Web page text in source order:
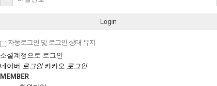
Login
자동로그인 및 로그인 상태 유지
소셜계정으로 로그인
네이버 로그인 카카오 로그인
MEMBER